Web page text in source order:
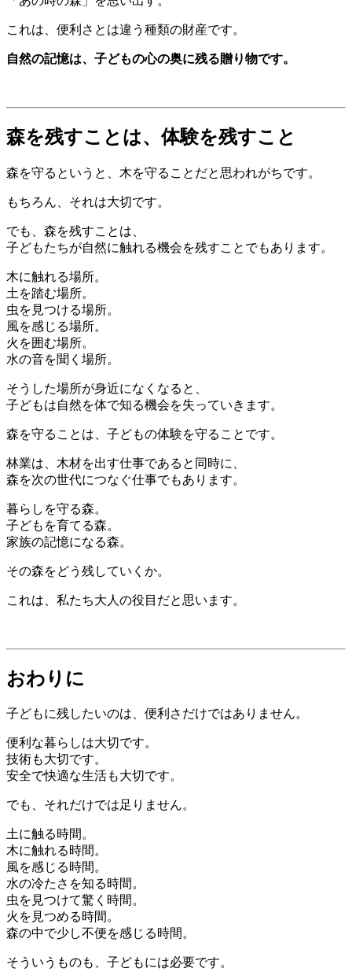
これは、便利さとは違う種類の財産です。
自然の記憶は、子どもの心の奥に残る贈り物です。
森を残すことは、体験を残すこと
森を守るというと、木を守ることだと思われがちです。
もちろん、それは大切です。
でも、森を残すことは、
子どもたちが自然に触れる機会を残すことでもあります。
木に触れる場所。
土を踏む場所。
虫を見つける場所。
風を感じる場所。
火を囲む場所。
水の音を聞く場所。
そうした場所が身近になくなると、
子どもは自然を体で知る機会を失っていきます。
森を守ることは、子どもの体験を守ることです。
林業は、木材を出す仕事であると同時に、
森を次の世代につなぐ仕事でもあります。
暮らしを守る森。
子どもを育てる森。
家族の記憶になる森。
その森をどう残していくか。
これは、私たち大人の役目だと思います。
おわりに
子どもに残したいのは、便利さだけではありません。
便利な暮らしは大切です。
技術も大切です。
安全で快適な生活も大切です。
でも、それだけでは足りません。
土に触る時間。
木に触れる時間。
風を感じる時間。
水の冷たさを知る時間。
虫を見つけて驚く時間。
火を見つめる時間。
森の中で少し不便を感じる時間。
そういうものも、子どもには必要です。